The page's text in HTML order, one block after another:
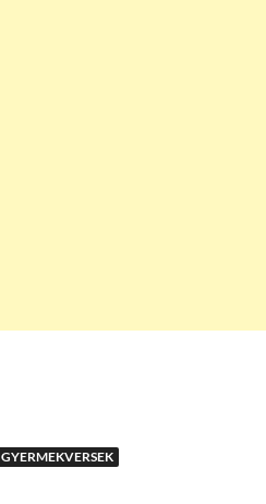
GYERMEKVERSEK